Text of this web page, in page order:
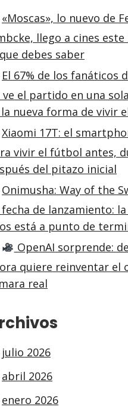
«Moscas», lo nuevo de
llego a cines
debes saber
El 67% de los fanáticos
ve el partido en una
la nueva forma de vivir
Xiaomi 17T: el
vivir el fútbol antes,
del pitazo inicial
Onimusha: Way of the
de lanzamiento:
está a punto de
OpenAI sorprende:
quiere reinventar el
real
julio 2026
abril 2026
enero 2026